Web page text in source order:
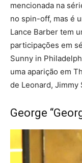
mencionada na
no spin-off, mas é
Lance Barber tem
participações em
Sunny in
uma aparição em
de Leonard, Jimmy
George